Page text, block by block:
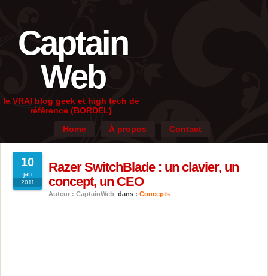
Captain
Web
le VRAI blog geek et high tech de
référence (BORDEL)
Home
À propos Contact
10
jan
2011
Razer SwitchBlade : un clavier, un
concept, un CEO
Auteur : CaptainWeb dans : Concepts